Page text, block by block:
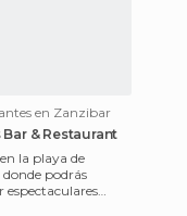
en Zanzibar
& Restaurant
la playa de
podrás
espectaculares